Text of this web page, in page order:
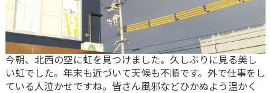
今朝、北西の空に虹を見つけました。久しぶりに見る美し
い虹でした。年末も近づいて天候も不順です。外で仕事をし
ている人泣かせですね。皆さん風邪などひかぬよう温かく